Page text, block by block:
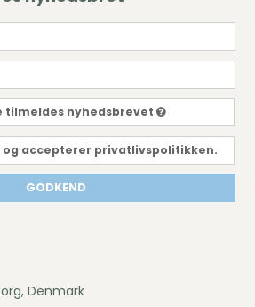
tilmeldes nyhedsbrevet
accepterer privatlivspolitikken.
GODKEND
Denmark